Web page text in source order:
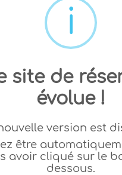
site de
évolue !
version est
être
avoir cliqué sur le
dessous.